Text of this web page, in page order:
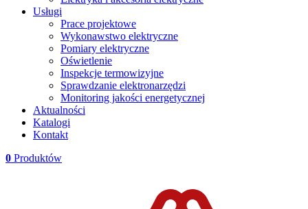
Usługi
Prace projektowe
Wykonawstwo elektryczne
Pomiary elektryczne
Oświetlenie
Inspekcje termowizyjne
Sprawdzanie elektronarzędzi
Monitoring jakości energetycznej
Aktualności
Katalogi
Kontakt
0 Produktów